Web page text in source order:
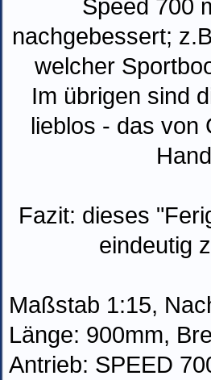
Speed 700
nachgebessert;
welcher
Im übrigen sind
lieblos - das von
Fazit: dieses
eindeutig
Maßstab 1:15,
Länge: 900mm,
Antrieb: SPEED